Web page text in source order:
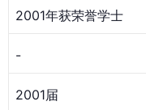
2001年获荣誉学士
-
2001届